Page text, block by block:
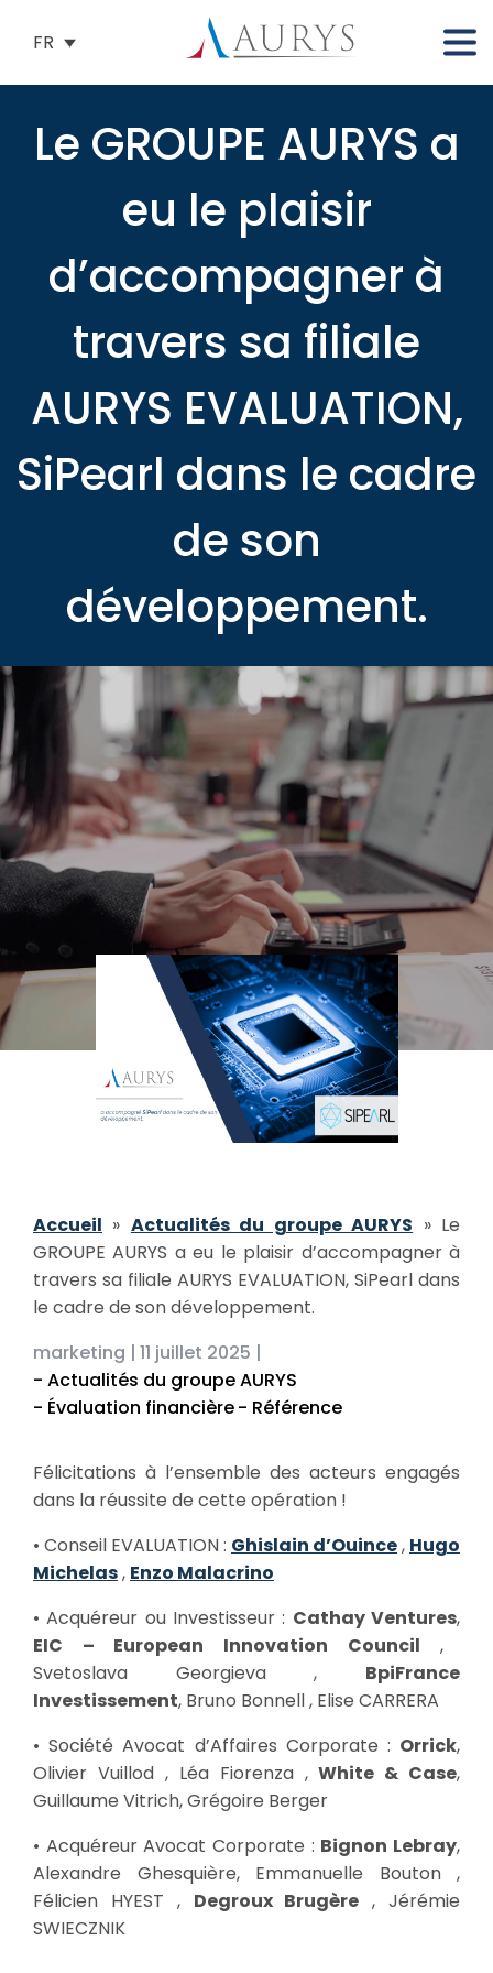
FR
Le GROUPE AURYS a
eu le plaisir
d’accompagner à
travers sa filiale
AURYS EVALUATION,
SiPearl dans le cadre
de son
développement.
Accueil » Actualités du groupe AURYS » Le
GROUPE AURYS a eu le plaisir d’accompagner à
travers sa filiale AURYS EVALUATION, SiPearl dans
le cadre de son développement.
marketing | 11 juillet 2025 |
- Actualités du groupe AURYS
- Évaluation financière- Référence
Félicitations à l’ensemble des acteurs engagés
dans la réussite de cette opération !
• Conseil EVALUATION : Ghislain d’Ouince, Hugo
Michelas, Enzo Malacrino
• Acquéreur ou Investisseur : Cathay Ventures,
EIC – European Innovation Council ,
Svetoslava Georgieva , BpiFrance
Investissement, Bruno Bonnell , Elise CARRERA
• Société Avocat d’Affaires Corporate : Orrick,
Olivier Vuillod , Léa Fiorenza , White & Case,
Guillaume Vitrich, Grégoire Berger
• Acquéreur Avocat Corporate : Bignon Lebray,
Alexandre Ghesquière, Emmanuelle Bouton ,
Félicien HYEST , Degroux Brugère , Jérémie
SWIECZNIK